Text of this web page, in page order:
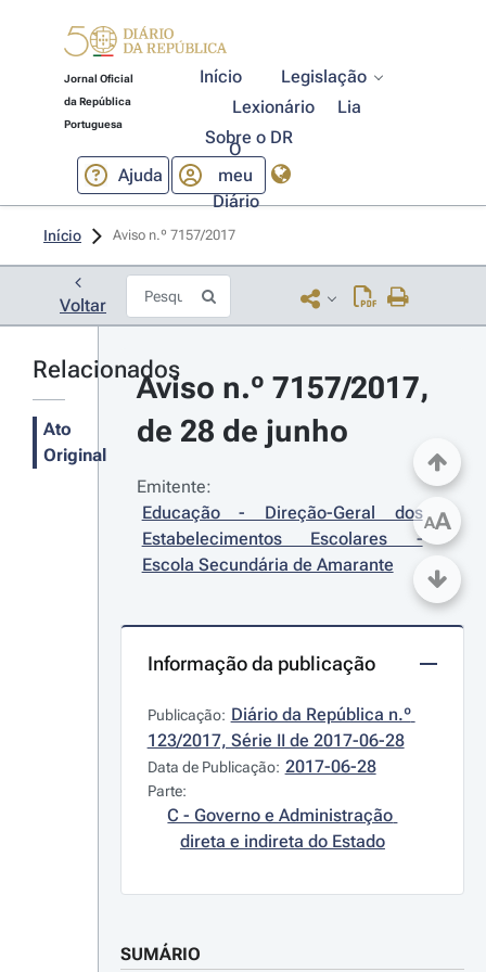
Jornal Oficial
da República
Portuguesa
Início
Legislação
Lexionário
Lia
Sobre o DR
Ajuda
O
meu
Diário
Início Aviso n.º 7157/2017
Voltar
Relacionados
Ato
Original
Aviso n.º 7157/2017,
de 28 de junho
Emitente:
Educação - Direção-Geral dos
Estabelecimentos Escolares -
Escola Secundária de Amarante
Informação da publicação
Publicação: Diário da República n.º
123/2017, Série II de 2017-06-28
Data de Publicação: 2017-06-28
Parte:
C - Governo e Administração
direta e indireta do Estado
SUMÁRIO
AA